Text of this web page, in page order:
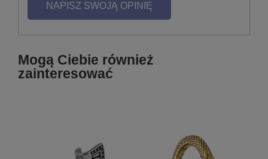
NAPISZ SWOJĄ OPINIĘ
Mogą Ciebie również
zainteresować